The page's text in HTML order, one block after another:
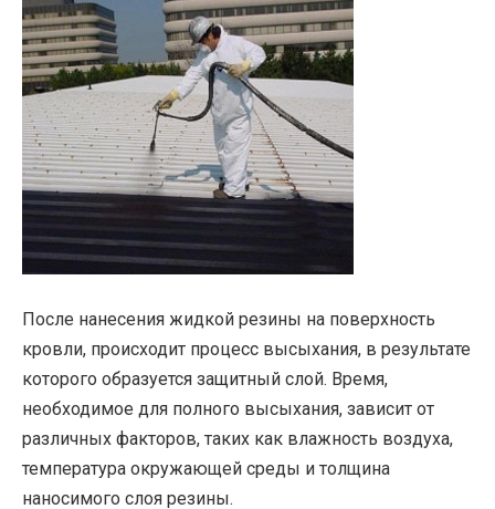
После нанесения жидкой резины на поверхность
кровли, происходит процесс высыхания, в результате
которого образуется защитный слой. Время,
необходимое для полного высыхания, зависит от
различных факторов, таких как влажность воздуха,
температура окружающей среды и толщина
наносимого слоя резины.